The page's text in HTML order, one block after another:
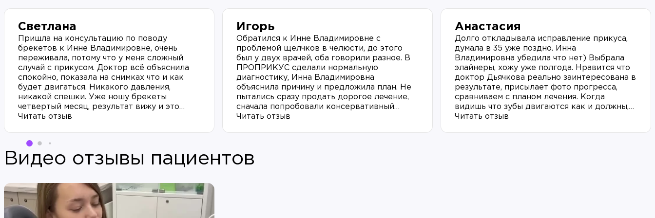
Светлана
Пришла на консультацию по поводу
брекетов к Инне Владимировне, очень
переживала, потому что у меня сложный
случай с прикусом. Доктор всё объяснила
спокойно, показала на снимках что и как
будет двигаться. Никакого давления,
никакой спешки. Уже ношу брекеты
четвертый месяц, результат вижу и это
очень мотивирует. Отдельное спасибо Инне
Читать отзыв
Игорь
Обратился к Инне Владимировне с
проблемой щелчков в челюсти, до этого
был у двух врачей, оба говорили разное. В
ПРОПРИКУС сделали нормальную
диагностику, Инна Владимировна
объяснила причину и предложила план. Не
пытались сразу продать дорогое лечение,
сначала попробовали консервативный
вариант. Щелчки прошли через два месяца.
Читать отзыв
Анастасия
Долго откладывала исправление прикуса,
думала в 35 уже поздно. Инна
Владимировна убедила что нет) Выбрала
элайнеры, хожу уже полгода. Нравится что
доктор Дьячкова реально заинтересована в
результате, присылает фото прогресса,
сравниваем с планом лечения. Когда
видишь что зубы двигаются как и должны,
доверие к специалисту только растёт.
Читать отзыв
Видео отзывы пациентов